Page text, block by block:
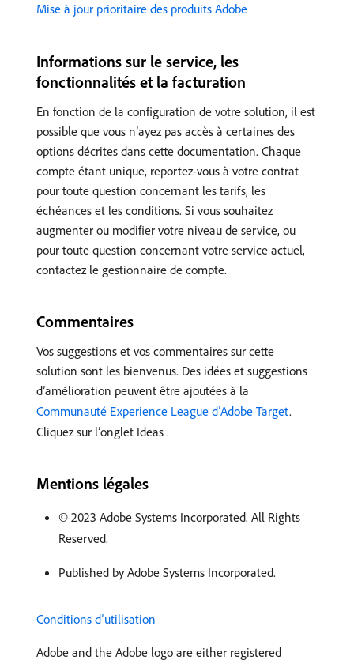
Mise à jour prioritaire des produits Adobe
Informations sur le service, les
fonctionnalités et la facturation
En fonction de la configuration de votre solution, il est
possible que vous n’ayez pas accès à certaines des
options décrites dans cette documentation. Chaque
compte étant unique, reportez-vous à votre contrat
pour toute question concernant les tarifs, les
échéances et les conditions. Si vous souhaitez
augmenter ou modifier votre niveau de service, ou
pour toute question concernant votre service actuel,
contactez le gestionnaire de compte.
Commentaires
Vos suggestions et vos commentaires sur cette
solution sont les bienvenus. Des idées et suggestions
d’amélioration peuvent être ajoutées à la
Communauté Experience League d’Adobe Target.
Cliquez sur l’onglet Ideas .
Mentions légales
© 2023 Adobe Systems Incorporated. All Rights
Reserved.
Published by Adobe Systems Incorporated.
Conditions d’utilisation
Adobe and the Adobe logo are either registered